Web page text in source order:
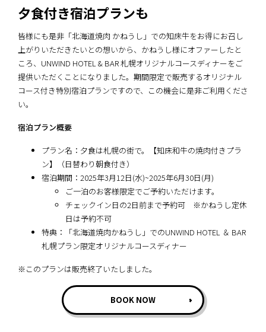
夕食付き宿泊プランも
皆様にも是非「北海道焼肉 かねうし」での知床牛をお得にお召し
上がりいただきたいとの想いから、かねうし様にオファーしたと
ころ、UNWIND HOTEL & BAR 札幌オリジナルコースディナーをご
提供いただくことになりました。期間限定で販売するオリジナル
コース付き特別宿泊プランですので、この機会に是非ご利用くださ
い。
宿泊プラン概要
プラン名：夕食は札幌の街で。【知床和牛の焼肉付きプラ
ン】（日替わり朝食付き）
宿泊期間：2025年3月12日(水)~2025年6月30日(月)
ご一泊のお客様限定でご予約いただけます。
チェックイン日の2日前まで予約可 ※かねうし定休
日は予約不可
特典：「北海道焼肉かねうし」でのUNWIND HOTEL ＆ BAR
札幌プラン限定オリジナルコースディナー
※このプランは販売終了いたしました。
BOOK NOW